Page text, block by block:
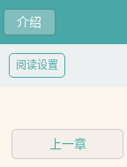
介绍
阅读设置
上一章